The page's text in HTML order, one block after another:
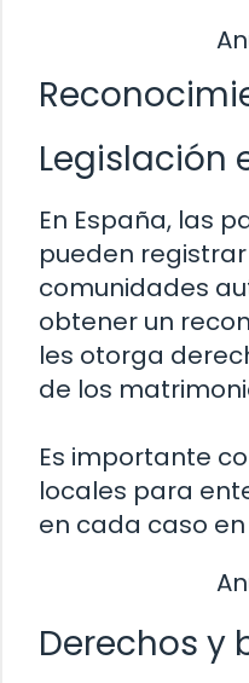
Legislación
En España, las
pueden
comunidades
obtener un
les otorga
de los
Es importante
locales para
en cada caso
Derechos y